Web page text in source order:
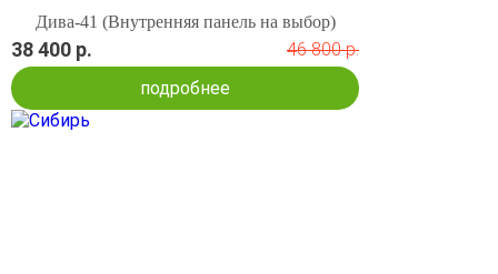
Дива-41 (Внутренняя панель на выбор)
38 400 р.
46 800 р.
подробнее